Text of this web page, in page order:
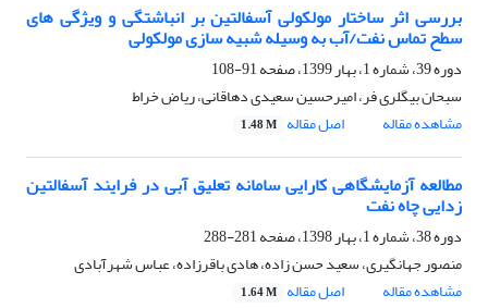
بررسی اثر ساختار مولکولی آسفالتین بر انباشتگی و ویژگی های
سطح تماس نفت/آب به وسیله شبیه سازی مولکولی
دوره 39، شماره 1، بهار 1399، صفحه
91-108
سبحان بیگلری فر، امیرحسین سعیدی دهاقانی، ریاض خراط
مشاهده مقاله
اصل مقاله 1.48 M
مطالعه آزمایشگاهی کارایی سامانه تعلیق آبی در فرایند آسفالتین
زدایی چاه نفت
دوره 38، شماره 1، بهار 1398، صفحه
281-288
منصور جهانگیری، سعید حسن زاده، هادی باقرزاده، عباس شهرآبادی
مشاهده مقاله
اصل مقاله 1.64 M